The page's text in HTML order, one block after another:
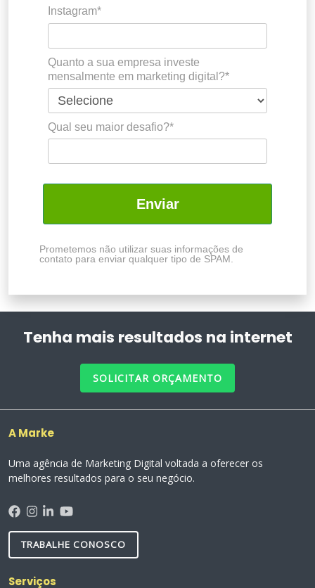
Instagram*
Quanto a sua empresa investe
mensalmente em marketing digital?*
Qual seu maior desafio?*
Enviar
Prometemos não utilizar suas informações de
contato para enviar qualquer tipo de SPAM.
Tenha mais resultados na internet
SOLICITAR ORÇAMENTO
A Marke
Uma agência de Marketing Digital voltada a oferecer os
melhores resultados para o seu negócio.
TRABALHE CONOSCO
Serviços